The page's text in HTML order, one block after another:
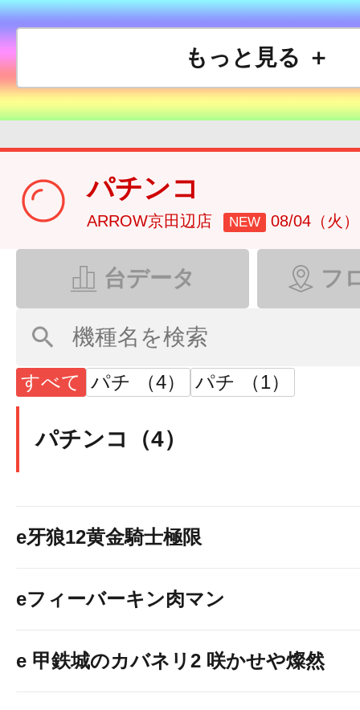
増台で楽しさ更にア
もっと見る ＋
パチンコ
ARROW京田辺店 NEW 08/04（火）
台データ フ
すべて パチ （4） パチ （1）
パチンコ（4）
e牙狼12黄金騎士極限
eフィーバーキン肉マン
e 甲鉄城のカバネリ2 咲かせや燦然